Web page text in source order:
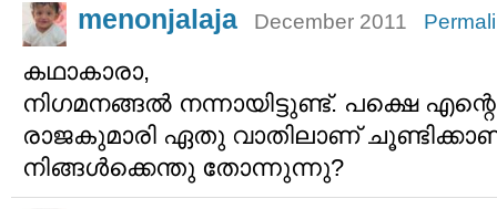
menonjalaja December 2011
കഥാകാരാ,
നിഗമനങ്ങല്‍ നന്നായിട്ടുണ്ട്. പക്ഷെ
രാജകുമാരി ഏതു വാതിലാണ്
നിങ്ങള്‍ക്കെന്തു തോന്നുന്നു?